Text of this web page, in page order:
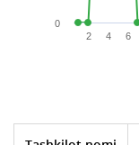
2 4 6
0